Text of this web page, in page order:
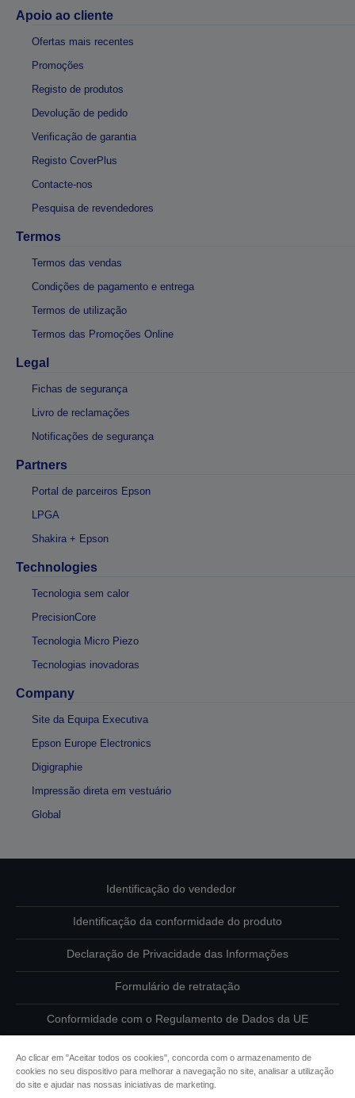
Apoio ao cliente
Ofertas mais recentes
Promoções
Registo de produtos
Devolução de pedido
Verificação de garantia
Registo CoverPlus
Contacte-nos
Pesquisa de revendedores
Termos
Termos das vendas
Condições de pagamento e entrega
Termos de utilização
Termos das Promoções Online
Legal
Fichas de segurança
Livro de reclamações
Notificações de segurança
Partners
Portal de parceiros Epson
LPGA
Shakira + Epson
Technologies
Tecnologia sem calor
PrecisionCore
Tecnologia Micro Piezo
Tecnologias inovadoras
Company
Site da Equipa Executiva
Epson Europe Electronics
Digigraphie
Impressão direta em vestuário
Global
Identificação do vendedor
Identificação da conformidade do produto
Declaração de Privacidade das Informações
Formulário de retratação
Conformidade com o Regulamento de Dados da UE
Informações sobre cookies
Ao clicar em "Aceitar todos os cookies", concorda com o armazenamento de
cookies no seu dispositivo para melhorar a navegação no site, analisar a utilização
do site e ajudar nas nossas iniciativas de marketing.